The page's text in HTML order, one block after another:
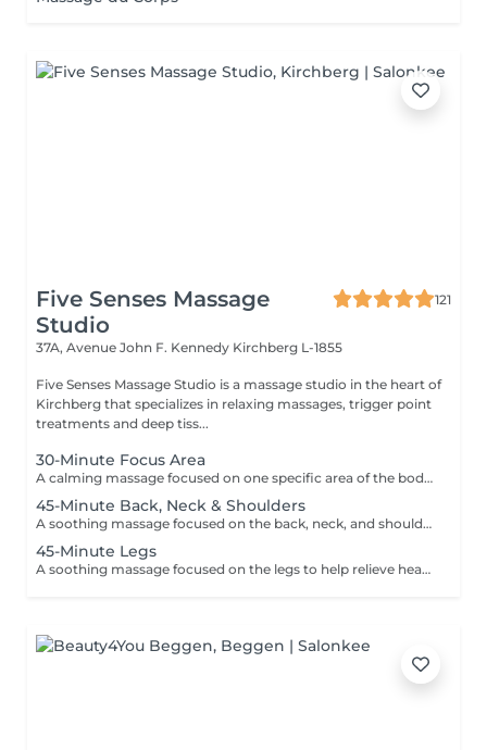
Five Senses Massage
Studio
121
37A, Avenue John F. Kennedy Kirchberg L-1855
Five Senses Massage Studio is a massage studio in the heart of
Kirchberg that specializes in relaxing massages, trigger point
treatments and deep tiss...
30-Minute Focus Area
A calming massage focused on one specific area of the body to help reduce tension, promote relaxation, and relieve daily stress. Using smooth flowing techniques and oil, the treatment can target areas such as the back, neck, shoulders, legs, or arms according to your needs and preferences.
45-Minute Back, Neck & Shoulders
A soothing massage focused on the back, neck, and shoulders to help release built-up tension, reduce stress, and promote deep relaxation. Using smooth flowing techniques and oil, this treatment helps calm the body and mind while easing muscular tightness caused by daily stress, posture, or fatigue.
45-Minute Legs
A soothing massage focused on the legs to help relieve heaviness, fatigue, and everyday tension. Using smooth relaxing techniques and oil, this treatment promotes circulation, relaxation, and an overall feeling of lightness and wellbeing. Ideal for tired or overworked legs.